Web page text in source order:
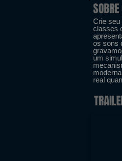
Crie seu
classes
os sons
um
real